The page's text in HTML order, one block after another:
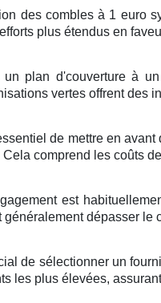
des comblesà 1 euro
efforts plus étendus en
un plan d'couvertureà un
vertes offrent des
de mettre en avant
Cela comprend les coûts
est
généralement dépasser le
de sélectionnerun
les plus élevées, assurant